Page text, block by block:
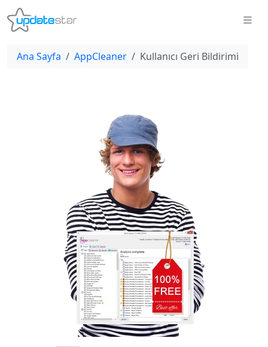
Ana Sayfa AppCleaner Kullanıcı Geri Bildirimi